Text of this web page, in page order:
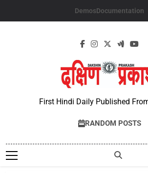
DemosDocumentation
First Hindi Daily Published
RANDOM POSTS